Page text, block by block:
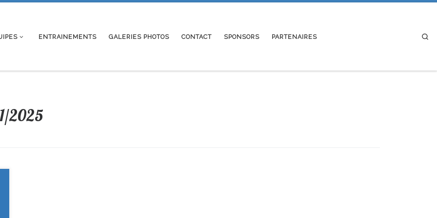
ENTRAINEMENTS GALERIES PHOTOS CONTACT SPONSORS PARTENAIRES
2025